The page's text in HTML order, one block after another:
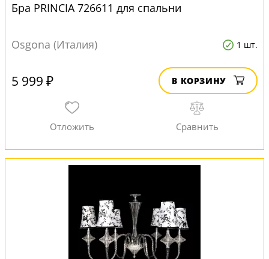
Бра PRINCIA 726611 для спальни
Osgona (Италия) 1 шт.
5 999 ₽ В КОРЗИНУ